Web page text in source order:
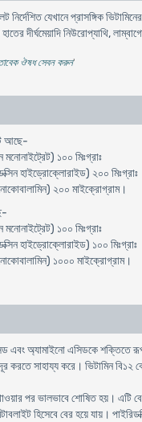
নির্দেশিত যেখানে প্রাসঙ্গিক
দীর্ঘমেয়াদি নিউরোপ্যাথি,
ঔষধ সেবন করুন'
আছে-
মনোনাইট্রেট) ১০০ মিঃগ্রাঃ
হাইড্রোক্লোরাইড) ২০০ মিঃগ্রাঃ
২০০ মাইক্রোগ্রাম।
মনোনাইট্রেট) ১০০ মিঃগ্রাঃ
হাইড্রোক্লোরাইড) ১০০ মিঃগ্রাঃ
১০০০ মাইক্রোগ্রাম।
এবং অ্যামাইনো এসিডকে
করতে সাহায্য করে। ভিটামিন
পর ভালভাবে শোষিত হয়। এটি
হিসেবে বের হয়ে যায়।